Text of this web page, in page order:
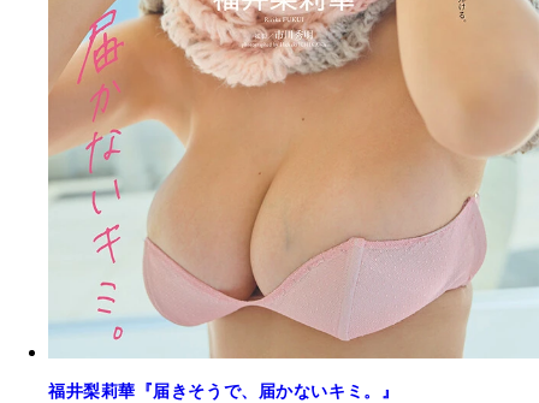
福井梨莉華『届きそうで、届かないキミ。』